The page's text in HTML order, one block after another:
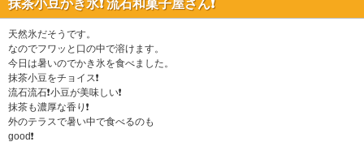
抹茶小豆かき氷❗️ 流石和菓子屋さん❗️
天然氷だそうです。
なのでフワッと口の中で溶けます。
今日は暑いのでかき氷を食べました。
抹茶小豆をチョイス❗️
流石流石❗️小豆が美味しい❗️
抹茶も濃厚な香り❗️
外のテラスで暑い中で食べるのも
good❗️